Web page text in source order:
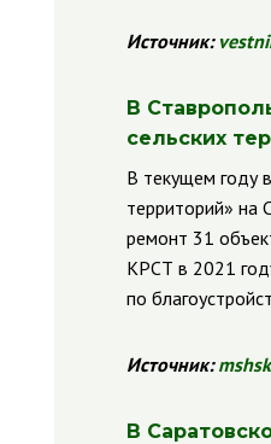
Источник:
В
сельских
В текущем году
территорий» на
ремонт 31
КРСТ в 2021
по
Источник:
В